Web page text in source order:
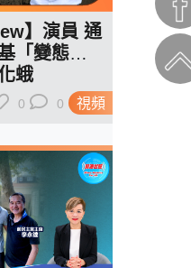
視頻
】演員 通
「變態」
蛾
0 0